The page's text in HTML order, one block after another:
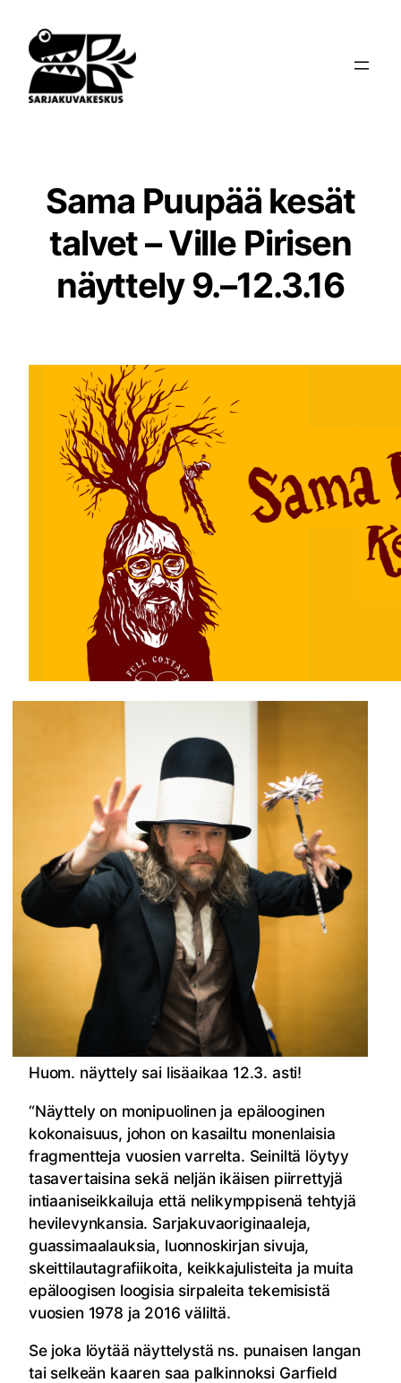
sisältöön
Sama Puupää kesät
talvet – Ville Pirisen
näyttely 9.–12.3.16
Huom. näyttely sai lisäaikaa 12.3. asti!
“Näyttely on monipuolinen ja epälooginen
kokonaisuus, johon on kasailtu monenlaisia
fragmentteja vuosien varrelta. Seiniltä löytyy
tasavertaisina sekä neljän ikäisen piirrettyjä
intiaaniseikkailuja että nelikymppisenä tehtyjä
hevilevynkansia. Sarjakuvaoriginaaleja,
guassimaalauksia, luonnoskirjan sivuja,
skeittilautagrafiikoita, keikkajulisteita ja muita
epäloogisen loogisia sirpaleita tekemisistä
vuosien 1978 ja 2016 väliltä.
Se joka löytää näyttelystä ns. punaisen langan
tai selkeän kaaren saa palkinnoksi Garfield